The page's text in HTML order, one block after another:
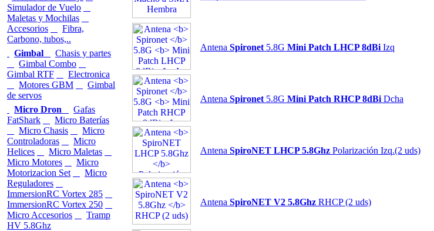
Simulador de Vuelo
Maletas y Mochilas
Accesorios
Fibra,
Carbono, tubos,..
Gimbal
Chasis y partes
Gimbal Combo
Gimbal RTF
Electronica
Motores GBM
Gimbal
de servos
Micro Dron
Gafas
FatShark
Micro Baterías
Micro Chasis
Micro
Controladoras
Micro
Helices
Micro Maletas
Micro Motores
Micro
Motorizacion Set
Micro
Reguladores
ImmersionRC Vortex 285
ImmersionRC Vortex 250
Micro Accesorios
Tramp
HV 5.8Ghz
Antena Spironet 5.8G Mini Patch LHCP 8dBi Izq
Antena Spironet 5.8G Mini Patch RHCP 8dBi Dcha
Antena SpiroNET LHCP 5.8Ghz Polarización Izq.(2 uds)
Antena SpiroNET V2 5.8Ghz RHCP (2 uds)